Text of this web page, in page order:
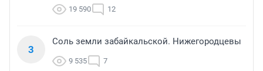
19 590 12
3
Соль земли забайкальской. Нижегородцевы
9 535 7